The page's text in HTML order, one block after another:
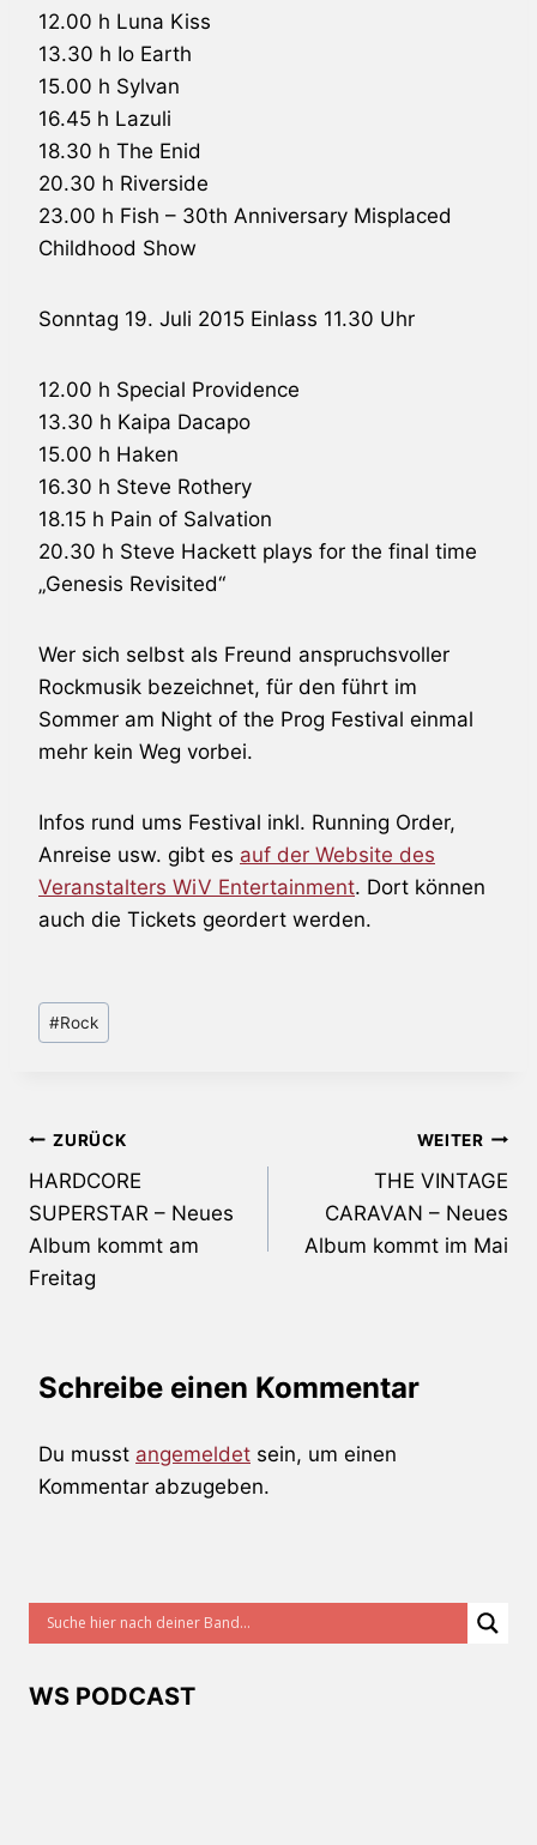
12.00 h Luna Kiss
13.30 h Io Earth
15.00 h Sylvan
16.45 h Lazuli
18.30 h The Enid
20.30 h Riverside
23.00 h Fish – 30th Anniversary Misplaced
Childhood Show
Sonntag 19. Juli 2015 Einlass 11.30 Uhr
12.00 h Special Providence
13.30 h Kaipa Dacapo
15.00 h Haken
16.30 h Steve Rothery
18.15 h Pain of Salvation
20.30 h Steve Hackett plays for the final time
„Genesis Revisited“
Wer sich selbst als Freund anspruchsvoller
Rockmusik bezeichnet, für den führt im
Sommer am Night of the Prog Festival einmal
mehr kein Weg vorbei.
Infos rund ums Festival inkl. Running Order,
Anreise usw. gibt es auf der Website des
Veranstalters WiV Entertainment. Dort können
auch die Tickets geordert werden.
Schlagworte:
#Rock
Beitragsnavigation
ZURÜCK
HARDCORE
SUPERSTAR – Neues
Album kommt am
Freitag
WEITER
THE VINTAGE
CARAVAN – Neues
Album kommt im Mai
Schreibe einen Kommentar
Du musst angemeldet sein, um einen
Kommentar abzugeben.
WS PODCAST